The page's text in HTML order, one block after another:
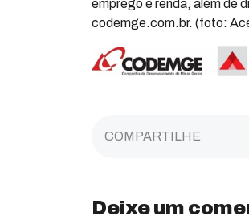
emprego e renda, além de
codemge.com.br. (foto:
COMPARTILHE
Deixe um